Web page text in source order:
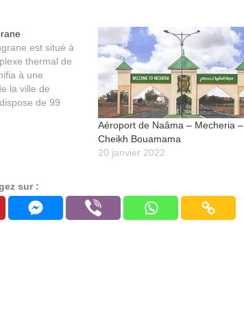
est situé à
thermal de
à une
la ville de
de 99
une
Aéroport de Naâma – Mecheria –
Cheikh Bouamama
20 janvier 2022
sur :